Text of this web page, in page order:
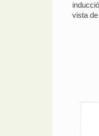
vista